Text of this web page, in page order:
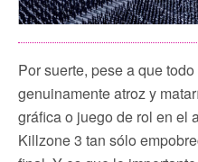
Por suerte, pese a que
genuinamente atroz y
gráfica o juego de rol en el
Killzone 3 tan sólo